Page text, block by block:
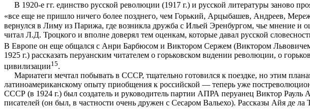
В 1920-е гг. единство русской революции (1917 г.) и русской литературы заново
«все еще не пришло ничего более позднего, чем Горький, Арцыбашев, Андреев,
вернулся в Лиму из Парижа, где возникла дружба с Ильей Эренбургом, чье мнение и
читал Л.Д. Троцкого и вполне доверял тем оценкам, которые давал русской
В Европе он еще общался с Анри Барбюсом и Виктором Сержем (Виктором
1925 г.) рассказать перуанским читателем о горьковском видении революции, о
цивилизации15.
Мариатеги мечтал побывать в СССР, тщательно готовился к поездке, но этим
латиноамериканскому опыту приобщения к российской — теперь уже
СССР (в 1924 г.) был создатель и руководитель партии АПРА перуанец Виктор
писателей (он был, в частности очень дружен с Сесаром Вальехо). Рассказы Айя де